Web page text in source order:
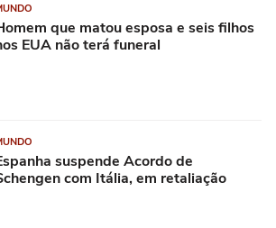
que matou esposa e seis filhos
EUA não terá funeral
suspende Acordo de
com Itália, em retaliação